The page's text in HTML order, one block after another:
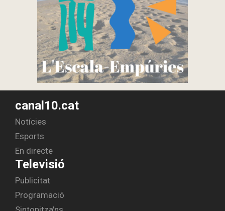
canal10.cat
Notícies
Esports
En directe
Televisió
Publicitat
Programació